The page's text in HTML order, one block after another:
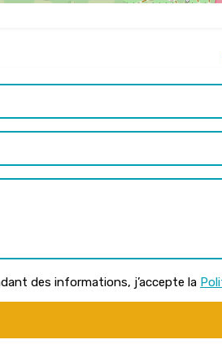
des informations, j’accepte la